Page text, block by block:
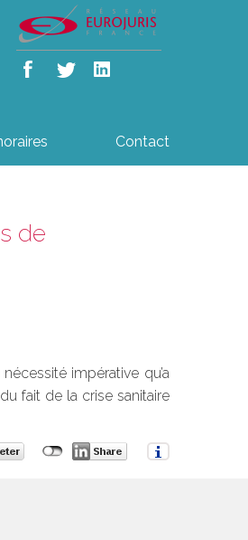
Contact
de
impérative qu’a
fait de la crise sanitaire